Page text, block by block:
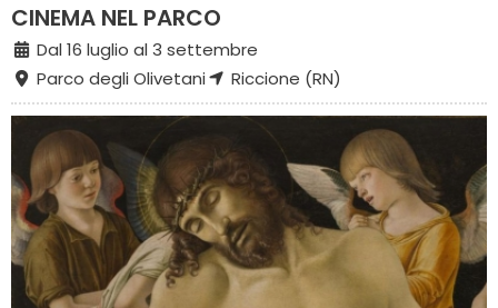
CINEMA NEL PARCO
Dal 16 luglio al 3 settembre
Parco degli Olivetani
Riccione (RN)